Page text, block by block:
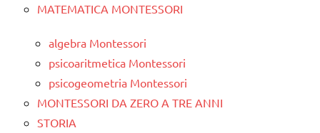
MATEMATICA MONTESSORI
algebra Montessori
psicoaritmetica Montessori
psicogeometria Montessori
MONTESSORI DA ZERO A TRE ANNI
STORIA